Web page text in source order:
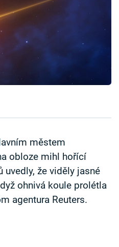
městem
obloze mihl hořící
uvedly, že viděly jasné
ohnivá koule prolétla
agentura Reuters.